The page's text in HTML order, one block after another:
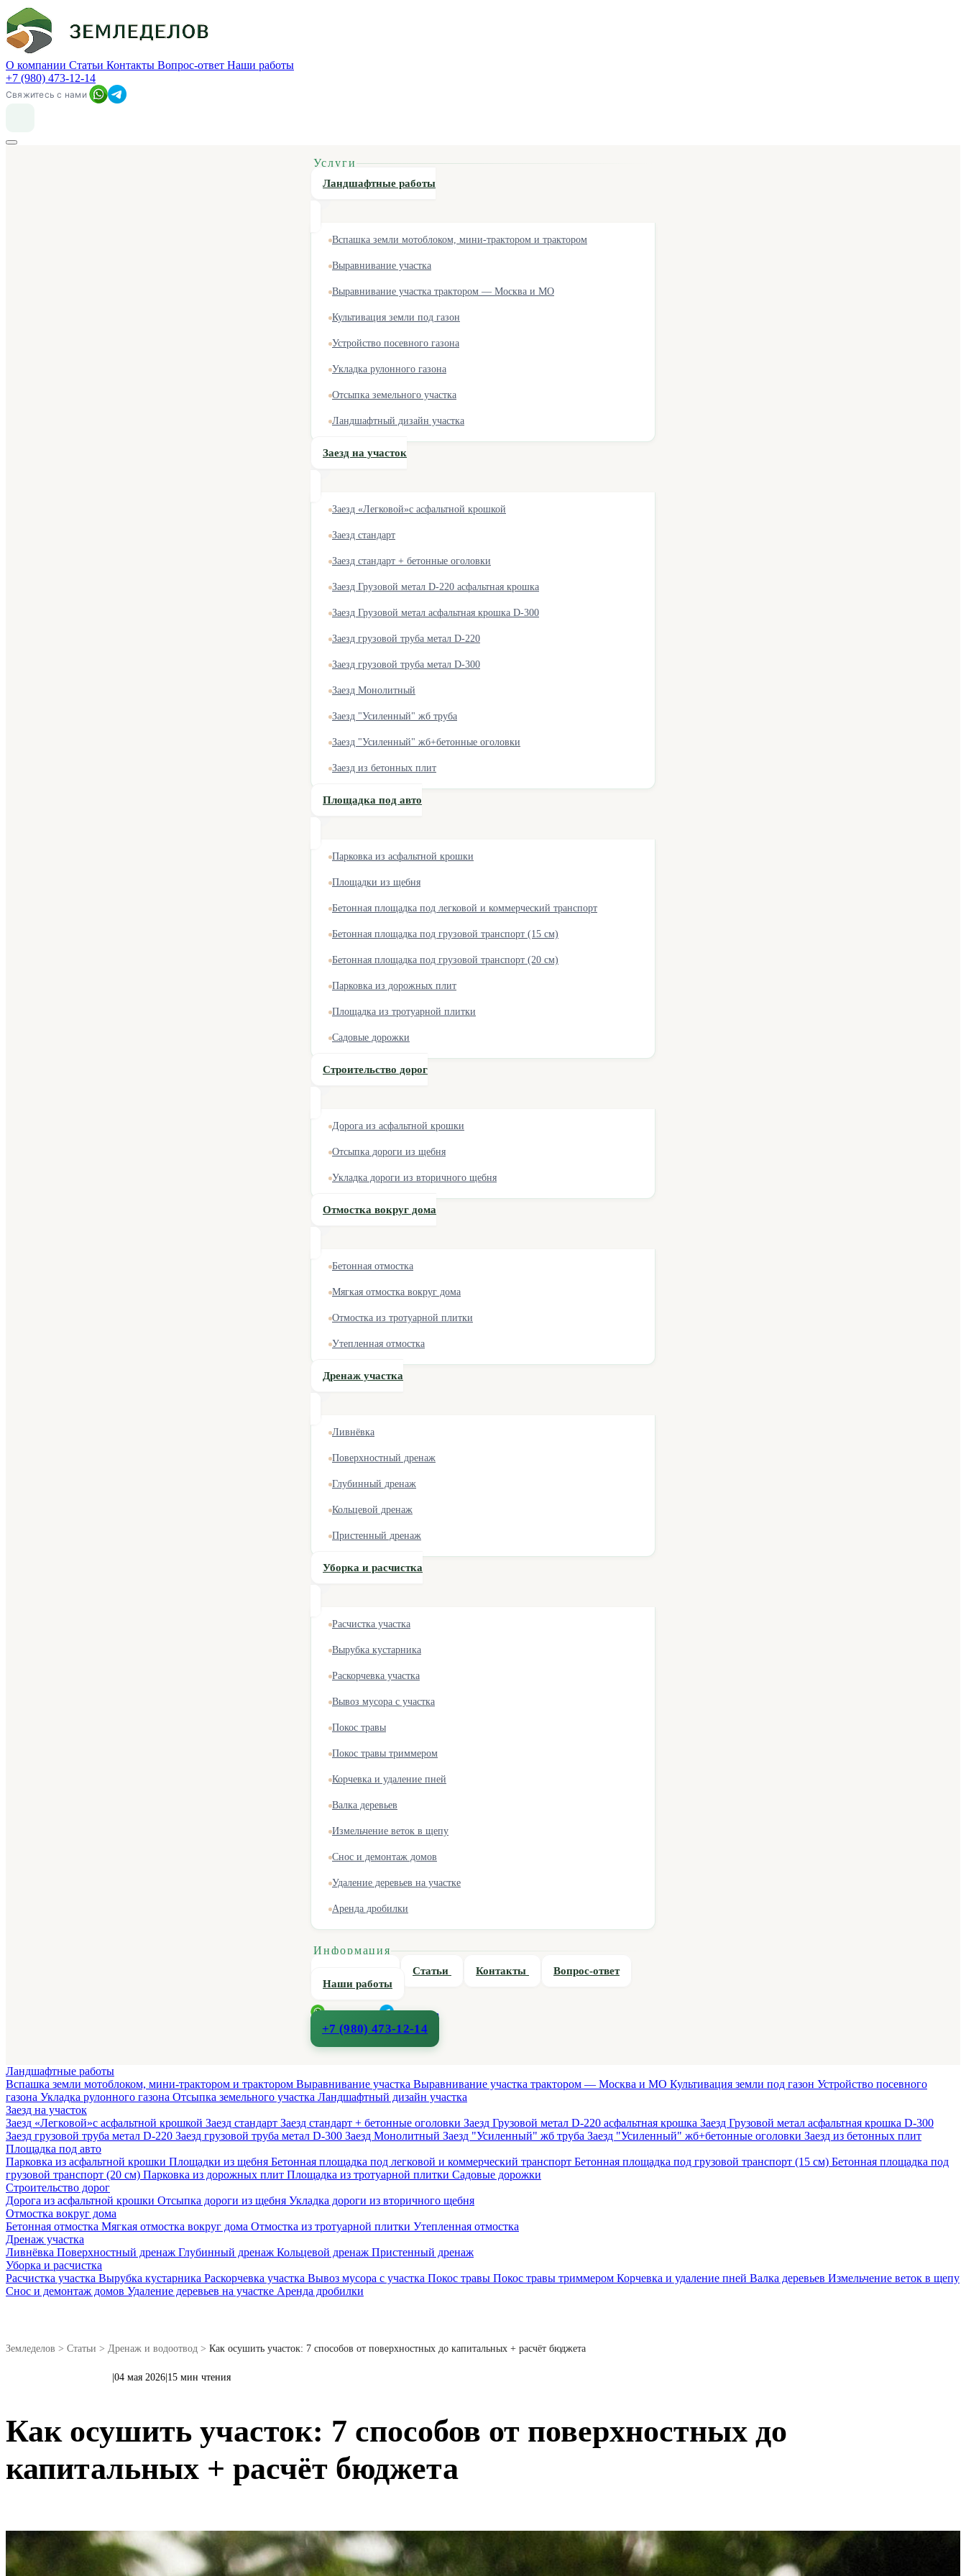
О компании Статьи Контакты Вопрос-ответ Наши работы
+7 (980) 473-12-14
Свяжитесь с нами
Услуги
Ландшафтные работы
Вспашка земли мотоблоком, мини-трактором и трактором
Выравнивание участка
Выравнивание участка трактором — Москва и МО
Культивация земли под газон
Устройство посевного газона
Укладка рулонного газона
Отсыпка земельного участка
Ландшафтный дизайн участка
Заезд на участок
Заезд «Легковой»с асфальтной крошкой
Заезд стандарт
Заезд стандарт + бетонные оголовки
Заезд Грузовой метал D-220 асфальтная крошка
Заезд Грузовой метал асфальтная крошка D-300
Заезд грузовой труба метал D-220
Заезд грузовой труба метал D-300
Заезд Монолитный
Заезд "Усиленный" жб труба
Заезд "Усиленный" жб+бетонные оголовки
Заезд из бетонных плит
Площадка под авто
Парковка из асфальтной крошки
Площадки из щебня
Бетонная площадка под легковой и коммерческий транспорт
Бетонная площадка под грузовой транспорт (15 см)
Бетонная площадка под грузовой транспорт (20 см)
Парковка из дорожных плит
Площадка из тротуарной плитки
Садовые дорожки
Строительство дорог
Дорога из асфальтной крошки
Отсыпка дороги из щебня
Укладка дороги из вторичного щебня
Отмостка вокруг дома
Бетонная отмостка
Мягкая отмостка вокруг дома
Отмостка из тротуарной плитки
Утепленная отмостка
Дренаж участка
Ливнёвка
Поверхностный дренаж
Глубинный дренаж
Кольцевой дренаж
Пристенный дренаж
Уборка и расчистка
Расчистка участка
Вырубка кустарника
Раскорчевка участка
Вывоз мусора с участка
Покос травы
Покос травы триммером
Корчевка и удаление пней
Валка деревьев
Измельчение веток в щепу
Снос и демонтаж домов
Удаление деревьев на участке
Аренда дробилки
Информация
Статьи Контакты
Вопрос-ответ
Наши работы
Telegram
+7 (980) 473-12-14
Ландшафтные работы
Вспашка земли мотоблоком, мини-трактором и трактором Выравнивание участка Выравнивание участка трактором — Москва и МО Культивация земли под газон Устройство посевного
газона Укладка рулонного газона Отсыпка земельного участка Ландшафтный дизайн участка
Заезд на участок
Заезд «Легковой»с асфальтной крошкой Заезд стандарт Заезд стандарт + бетонные оголовки Заезд Грузовой метал D-220 асфальтная крошка Заезд Грузовой метал асфальтная крошка D-300
Заезд грузовой труба метал D-220 Заезд грузовой труба метал D-300 Заезд Монолитный Заезд "Усиленный" жб труба Заезд "Усиленный" жб+бетонные оголовки Заезд из бетонных плит
Площадка под авто
Парковка из асфальтной крошки Площадки из щебня Бетонная площадка под легковой и коммерческий транспорт Бетонная площадка под грузовой транспорт (15 см) Бетонная площадка под
грузовой транспорт (20 см) Парковка из дорожных плит Площадка из тротуарной плитки Садовые дорожки
Строительство дорог
Дорога из асфальтной крошки Отсыпка дороги из щебня Укладка дороги из вторичного щебня
Отмостка вокруг дома
Бетонная отмостка Мягкая отмостка вокруг дома Отмостка из тротуарной плитки Утепленная отмостка
Дренаж участка
Ливнёвка Поверхностный дренаж Глубинный дренаж Кольцевой дренаж Пристенный дренаж
Уборка и расчистка
Расчистка участка Вырубка кустарника Раскорчевка участка Вывоз мусора с участка Покос травы Покос травы триммером Корчевка и удаление пней Валка деревьев Измельчение веток в щепу
Снос и демонтаж домов Удаление деревьев на участке Аренда дробилки
Земледелов > Статьи > Дренаж и водоотвод > Как осушить участок: 7 способов от поверхностных до капитальных + расчёт бюджета
|04 мая 2026|15 мин чтения
Как осушить участок: 7 способов от поверхностных до
капитальных + расчёт бюджета